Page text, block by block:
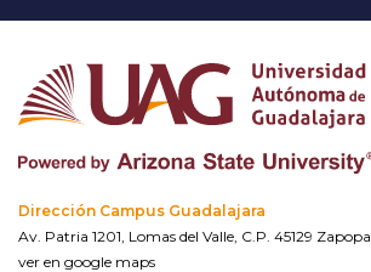
Dirección Campus Guadalajara
Av. Patria 1201, Lomas del Valle, C.P. 45129
ver en google maps